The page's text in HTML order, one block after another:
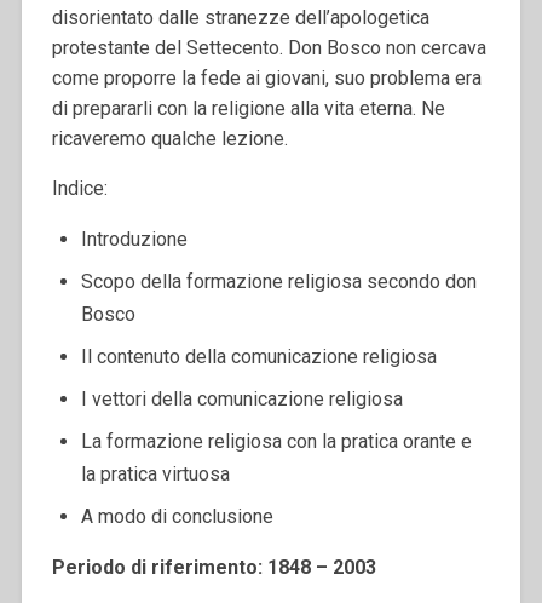
disorientato dalle stranezze dell’apologetica
protestante del Settecento. Don Bosco non cercava
come proporre la fede ai giovani, suo problema era
di prepararli con la religione alla vita eterna. Ne
ricaveremo qualche lezione.
Indice:
Introduzione
Scopo della formazione religiosa secondo don
Bosco
Il contenuto della comunicazione religiosa
I vettori della comunicazione religiosa
La formazione religiosa con la pratica orante e
la pratica virtuosa
A modo di conclusione
Periodo di riferimento: 1848 – 2003